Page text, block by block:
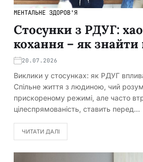
МЕНТАЛЬНЕ ЗДОРОВ'Я
Стосунки з РДУГ:
кохання – як
20.07.2026
Виклики у стосунках: як РДУГ
Спільне життя з людиною, чий
прискореному режимі, але часто
цілеспрямованість, ставить перед…
ЧИТАТИ ДАЛІ